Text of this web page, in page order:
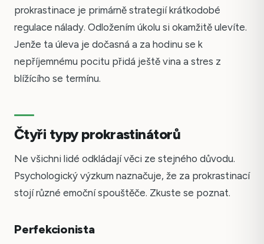
prokrastinace je primárně strategií krátkodobé
regulace nálady. Odložením úkolu si okamžitě ulevíte.
Jenže ta úleva je dočasná a za hodinu se k
nepříjemnému pocitu přidá ještě vina a stres z
blížícího se termínu.
Čtyři typy prokrastinátorů
Ne všichni lidé odkládají věci ze stejného důvodu.
Psychologický výzkum naznačuje, že za prokrastinací
stojí různé emoční spouštěče. Zkuste se poznat.
Perfekcionista